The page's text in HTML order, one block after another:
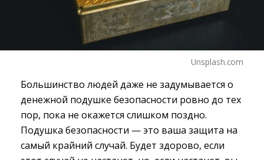
Unsplash.com
Большинство людей даже не задумывается о
денежной подушке безопасности ровно до тех
пор, пока не окажется слишком поздно.
Подушка безопасности — это ваша защита на
самый крайний случай. Будет здорово, если